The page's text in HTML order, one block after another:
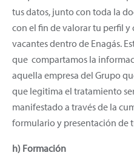
tus datos, junto con toda la
con el fin de valorar tu perfil
vacantes dentro de Enagás.
que compartamos la
aquella empresa del Grupo
que legitima el tratamiento
manifestado a través de la
formulario y presentación de
h) Formación